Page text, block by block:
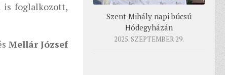
is foglalkozott,
Mellár József
Szent Mihály napi búcsú
Hódegyházán
2025. SZEPTEMBER 29.